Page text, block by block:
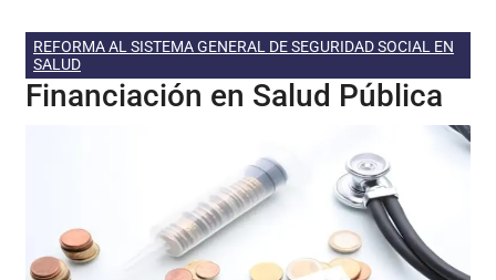
REFORMA AL SISTEMA GENERAL DE SEGURIDAD SOCIAL EN
SALUD
Financiación en Salud Pública